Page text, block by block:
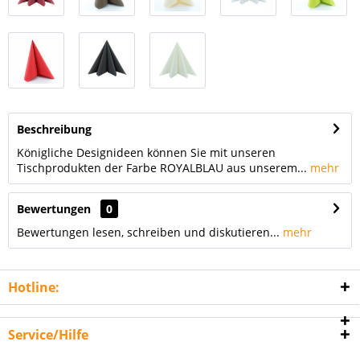
Beschreibung
Königliche Designideen können Sie mit unseren
Tischprodukten der Farbe ROYALBLAU aus unserem... mehr
Bewertungen
0
Bewertungen lesen, schreiben und diskutieren... mehr
Hotline:
Service/Hilfe